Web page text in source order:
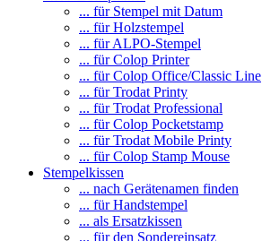
... für Stempel mit Datum
... für Holzstempel
... für ALPO-Stempel
... für Colop Printer
... für Colop Office/Classic Line
... für Trodat Printy
... für Trodat Professional
... für Colop Pocketstamp
... für Trodat Mobile Printy
... für Colop Stamp Mouse
Stempelkissen
... nach Gerätenamen finden
... für Handstempel
... als Ersatzkissen
... für den Sondereinsatz